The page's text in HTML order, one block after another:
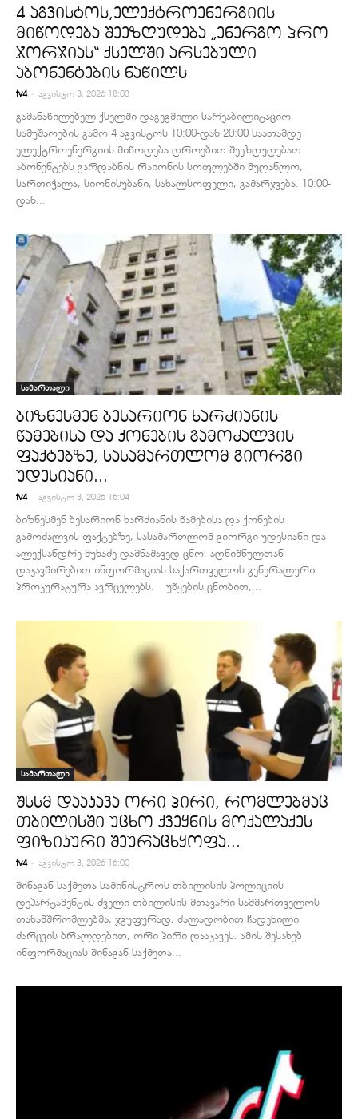
4 აგვისტოს,ელექტროენერგიის
მიწოდება შეეზღუდება „ენერგო-პრო
ჯორჯიას“ ქსელში არსებული
აბონენტების ნაწილს
tv4 - აგვისტო 3, 2026 18:03
გამანაწილებელ ქსელში დაგეგმილი სარეაბილიტაციო
სამუშაოების გამო 4 აგვისტოს 10:00-დან 20:00 საათამდე
ელექტროენერგიის მიწოდება დროებით შეეზღუდებათ
აბონენტებს გარდაბნის რაიონის სოფლებში მუღანლო,
სართიჭალა, სიონისუბანი, სახალსოფელი, გამარჯვება. 10:00-
დან...
სამართალი
ბიზნესმენ ბესარიონ ხარძიანის
წამებისა და ქონების გამოძალვის
ფაქტებზე, სასამართლომ გიორგი
უდესიანი...
tv4 - აგვისტო 3, 2026 16:04
ბიზნესმენ ბესარიონ ხარძიანის წამებისა და ქონების
გამოძალვის ფაქტებზე, სასამართლომ გიორგი უდესიანი და
ალექსანდრე მუხაძე დამნაშავედ ცნო. აღნიშნულთან
დაკავშირებით ინფორმაციას საქართველოს გენერალური
პროკურატურა ავრცელებს. უწყების ცნობით,...
სამართალი
შსსმ დააკავა ორი პირი, რომლებმაც
თბილისში უცხო ქვეყნის მოქალაქეს
ფიზიკური შეურაცხყოფა...
tv4 - აგვისტო 3, 2026 16:00
შინაგან საქმეთა სამინისტროს თბილისის პოლიციის
დეპარტამენტის ძველი თბილისის მთავარი სამმართველოს
თანამშრომლებმა, ჯგუფურად, ძალადობით ჩადენილი
ძარცვის ბრალდებით, ორი პირი დააკავეს. ამის შესახებ
ინფორმაციას შინაგან საქმეთა...